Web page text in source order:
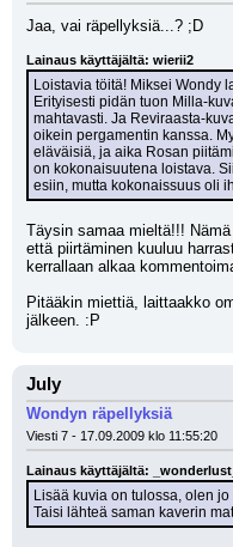
Jaa, vai räpellyksiä...? ;D
Lainaus käyttäjältä: wierii2
Loistavia töitä! Miksei Wondy
Erityisesti pidän tuon Milla-
mahtavasti. Ja Reviraasta-
oikein pergamentin kanssa.
eläväisiä, ja aika Rosan
on kokonaisuutena loistava.
esiin, mutta kokonaissuus oli
Täysin samaa mieltä!!!
että piirtäminen kuuluu
kerrallaan alkaa
Pitääkin miettiä, laittaakko
jälkeen. :P
July
Wondyn räpellyksiä
Viesti 7 - 17.09.2009 klo 11:55:20
Lainaus käyttäjältä: _wonderlust_
Lisää kuvia on tulossa, olen
Taisi lähteä saman kaverin